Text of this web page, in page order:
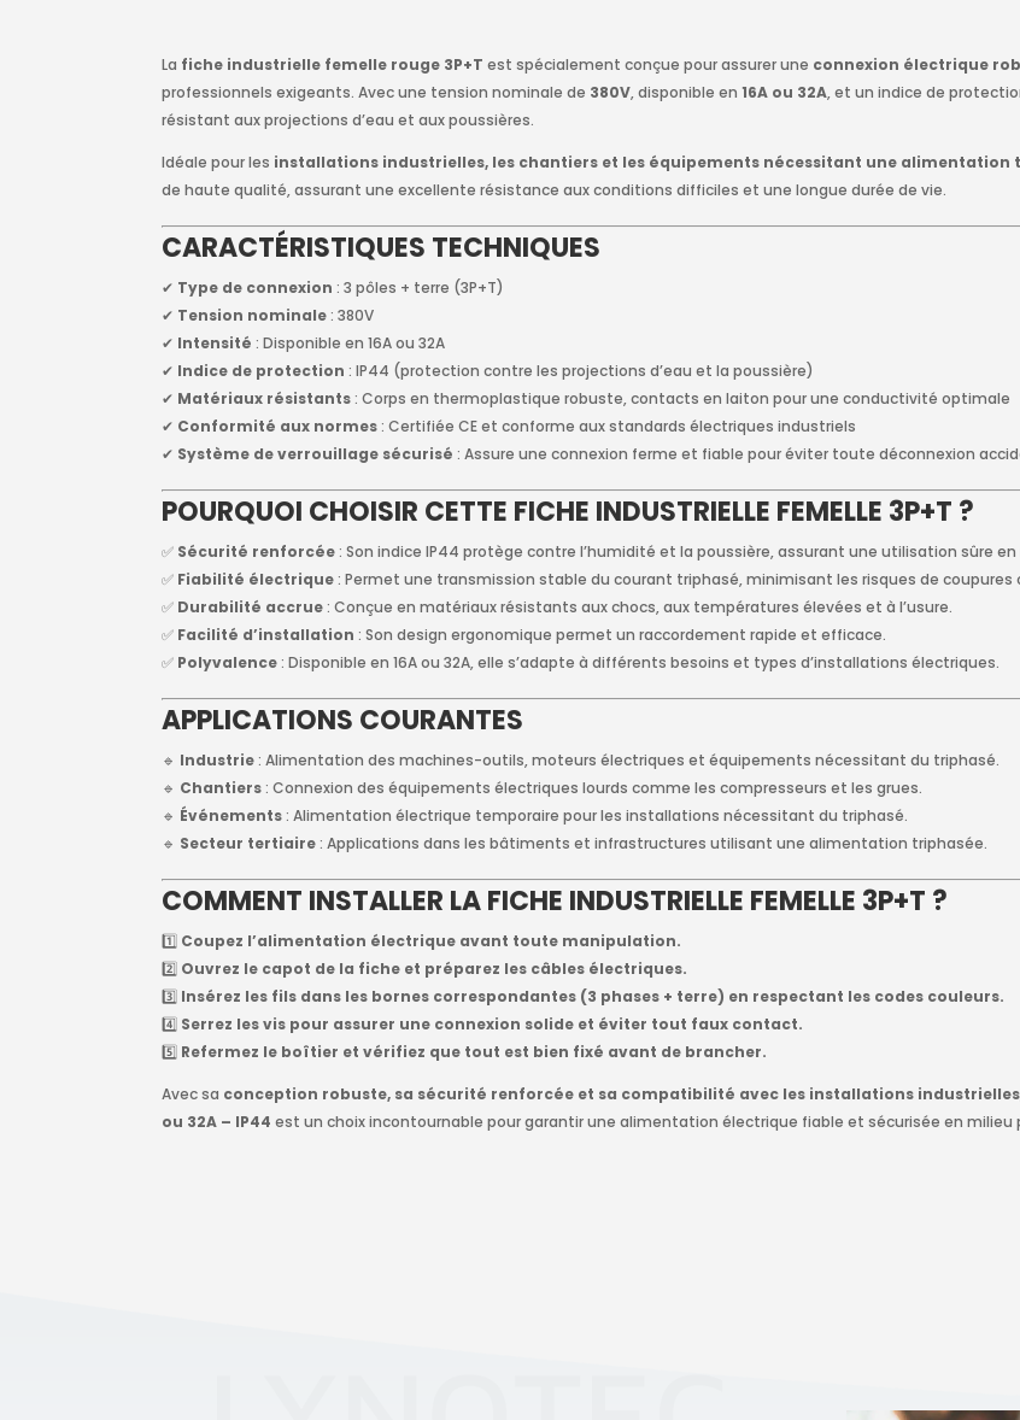
La fiche industrielle femelle rouge 3P+T est spécialement conçue pour assurer une connexion électrique
professionnels exigeants. Avec une tension nominale de 380V, disponible en16A ou 32A, et un indice de
résistant aux projections d’eau et aux poussières.
Idéale pour les installations industrielles, les chantiers et les équipements nécessitant une alimentation
de haute qualité, assurant une excellente résistance aux conditions difficiles et une longue durée de vie.
CARACTÉRISTIQUES TECHNIQUES
✔ Type de connexion : 3 pôles + terre (3P+T)
✔ Tension nominale : 380V
✔ Intensité : Disponible en 16A ou 32A
✔ Indice de protection : IP44 (protection contre les projections d’eau et la poussière)
✔ Matériaux résistants : Corps en thermoplastique robuste, contacts en laiton pour une conductivité optimale
✔ Conformité aux normes : Certifiée CE et conforme aux standards électriques industriels
✔ Système de verrouillage sécurisé : Assure une connexion ferme et fiable pour éviter toute déconnexion
POURQUOI CHOISIR CETTE FICHE INDUSTRIELLE FEMELLE 3P+T ?
✅ Sécurité renforcée : Son indice IP44 protège contre l’humidité et la poussière, assurant une utilisation sûre
✅ Fiabilité électrique : Permet une transmission stable du courant triphasé, minimisant les risques de coupures
✅ Durabilité accrue : Conçue en matériaux résistants aux chocs, aux températures élevées et à l’usure.
✅ Facilité d’installation : Son design ergonomique permet un raccordement rapide et efficace.
✅ Polyvalence : Disponible en 16A ou 32A, elle s’adapte à différents besoins et types d’installations électriques.
APPLICATIONS COURANTES
🔹 Industrie : Alimentation des machines-outils, moteurs électriques et équipements nécessitant du triphasé.
🔹 Chantiers : Connexion des équipements électriques lourds comme les compresseurs et les grues.
🔹 Événements : Alimentation électrique temporaire pour les installations nécessitant du triphasé.
🔹 Secteur tertiaire : Applications dans les bâtiments et infrastructures utilisant une alimentation triphasée.
COMMENT INSTALLER LA FICHE INDUSTRIELLE FEMELLE 3P+T ?
1️⃣ Coupez l’alimentation électrique avant toute manipulation.
2️⃣ Ouvrez le capot de la fiche et préparez les câbles électriques.
3️⃣ Insérez les fils dans les bornes correspondantes (3 phases + terre) en respectant les codes couleurs.
4️⃣ Serrez les vis pour assurer une connexion solide et éviter tout faux contact.
5️⃣ Refermez le boîtier et vérifiez que tout est bien fixé avant de brancher.
Avec sa conception robuste, sa sécurité renforcée et sa compatibilité avec les installations industrielles
ou 32A – IP44 est un choix incontournable pour garantir une alimentation électrique fiable et sécurisée en milieu